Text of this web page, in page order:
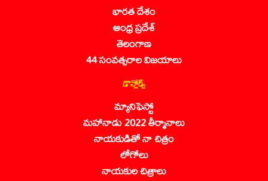
భారత దేశం
ఆంధ్ర ప్రదేశ్
తెలంగాణ
44 సంవత్సరాల విజయాలు
డౌన్లోడ్స్
మ్యానిఫెస్టో
మహానాడు 2022 తీర్మానాలు
నాయకుడితో నా చిత్రం
లోగోలు
నాయకుల చిత్రాలు